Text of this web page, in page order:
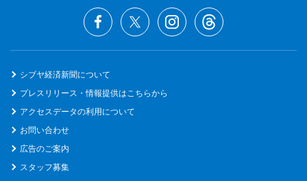
シブヤ経済新聞について
プレスリリース・情報提供はこちらから
アクセスデータの利用について
お問い合わせ
広告のご案内
スタッフ募集